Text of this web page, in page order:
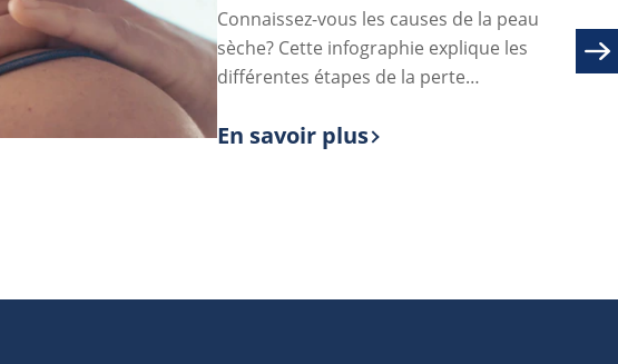
la peau sèche?
Connaissez-vous les causes de la peau
sèche? Cette infographie explique les
différentes étapes de la perte
peau sèche.
Discover more about Causes de la
En savoir plus